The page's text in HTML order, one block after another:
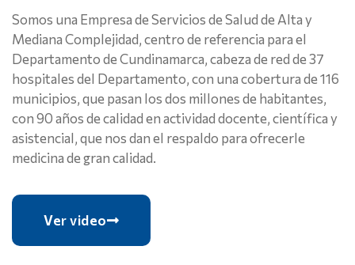
Somos una Empresa de Servicios de Salud de Alta y
Mediana Complejidad, centro de referencia para el
Departamento de Cundinamarca, cabeza de red de 37
hospitales del Departamento, con una cobertura de 116
municipios, que pasan los dos millones de habitantes,
con 90 años de calidad en actividad docente, científica y
asistencial, que nos dan el respaldo para ofrecerle
medicina de gran calidad.
Ver video